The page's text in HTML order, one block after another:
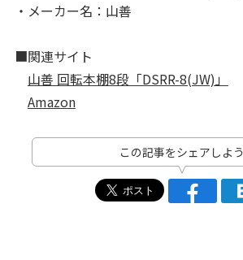
・メーカー名：山善
■関連サイト
山善 回転本棚8段「DSRR-8(JW)」
Amazon
この記事をシェアしよう